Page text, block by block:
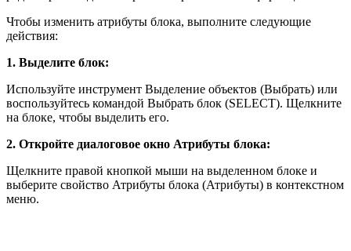
Чтобы изменить атрибуты блока, выполните следующие
действия:
1. Выделите блок:
Используйте инструмент Выделение объектов (Выбрать) или
воспользуйтесь командой Выбрать блок (SELECT). Щелкните
на блоке, чтобы выделить его.
2. Откройте диалоговое окно Атрибуты блока:
Щелкните правой кнопкой мыши на выделенном блоке и
выберите свойство Атрибуты блока (Атрибуты) в контекстном
меню.